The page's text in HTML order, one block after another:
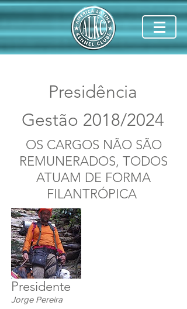
Presidência
Gestão 2018/2024
OS CARGOS NÃO SÃO
REMUNERADOS, TODOS
ATUAM DE FORMA
FILANTRÓPICA
Presidente
Jorge Pereira